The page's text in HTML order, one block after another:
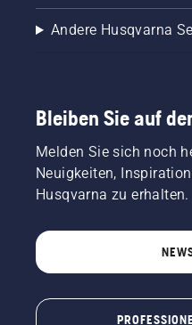
Andere Husqvarna
Bleiben Sie auf
Melden Sie sich noch
Neuigkeiten,
Husqvarna zu erhalten.